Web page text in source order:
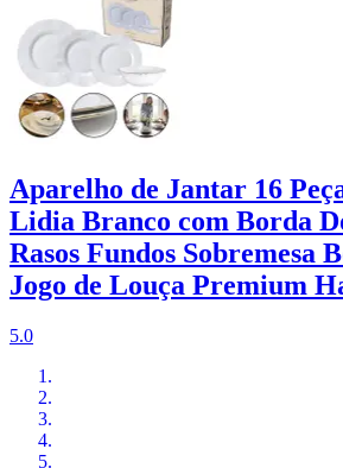
Aparelho de Jantar 16
Lidia Branco com Borda
Rasos Fundos Sobremesa
Jogo de Louça Premium
5.0